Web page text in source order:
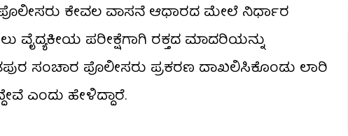
ಪೊಲೀಸರು ಕೇವಲ ವಾಸನೆ ಆಧಾರದ ಮೇಲೆ ನಿರ್ಧಾರ
ವೈದ್ಯಕೀಯ ಪರೀಕ್ಷೆಗಾಗಿ ರಕ್ತದ ಮಾದರಿಯನ್ನು
ಸಂಚಾರ ಪೊಲೀಸರು ಪ್ರಕರಣ ದಾಖಲಿಸಿಕೊಂಡು ಲಾರಿ
ಎಂದು ಹೇಳಿದ್ದಾರೆ.